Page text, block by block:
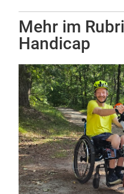
Mehr im
Handicap